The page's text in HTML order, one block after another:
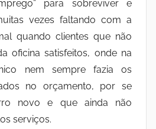
para sobreviver e
vezes faltando com a
quando clientes que não
oficina satisfeitos, onde na
nem sempre fazia os
no orçamento, por se
novo e que ainda não
serviços.